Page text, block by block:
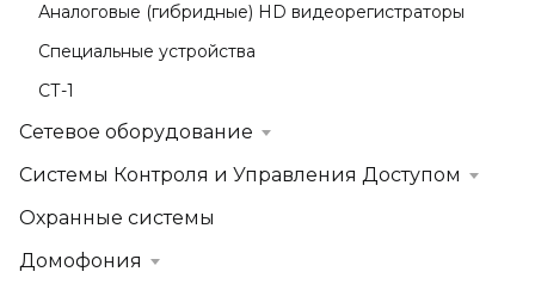
Аналоговые (гибридные) HD видеорегистраторы
Специальные устройства
СТ-1
Сетевое оборудование
Системы Контроля и Управления Доступом
Охранные системы
Домофония